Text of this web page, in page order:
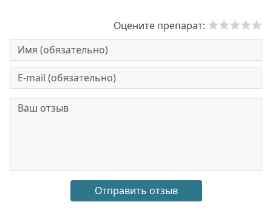
Оцените препарат: